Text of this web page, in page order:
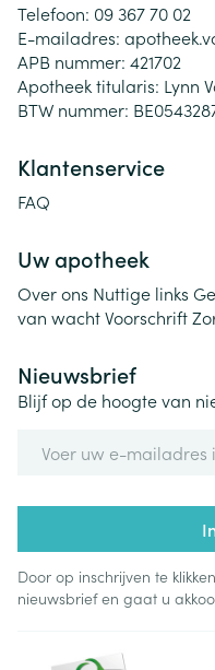
Telefoon: 09 367 70 02
E-mailadres:
APB nummer: 421702
Apotheek titularis: Lynn
BTW nummer:
Klantenservice
FAQ
Uw apotheek
Over ons Nuttige links
van wachtVoorschrift
Nieuwsbrief
Blijf op de hoogte van
Door op inschrijven te
nieuwsbrief en gaat u